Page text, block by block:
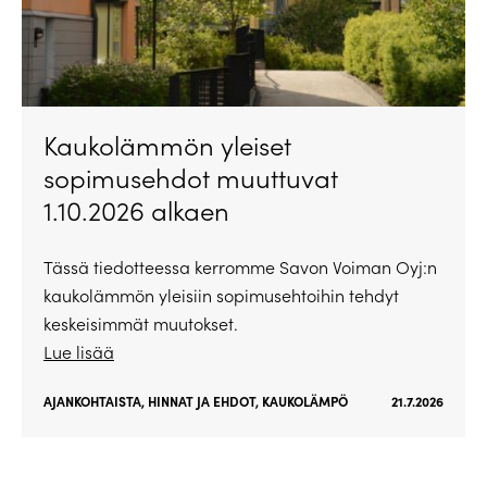
Kaukolämmön yleiset
sopimusehdot muuttuvat
1.10.2026 alkaen
Tässä tiedotteessa kerromme Savon Voiman Oyj:n
kaukolämmön yleisiin sopimusehtoihin tehdyt
keskeisimmät muutokset.
Lue lisää
AJANKOHTAISTA, HINNAT JA EHDOT, KAUKOLÄMPÖ 21.7.2026